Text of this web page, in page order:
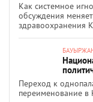
Как системное
обсуждения
здравоохранения
Переход к
переименование в